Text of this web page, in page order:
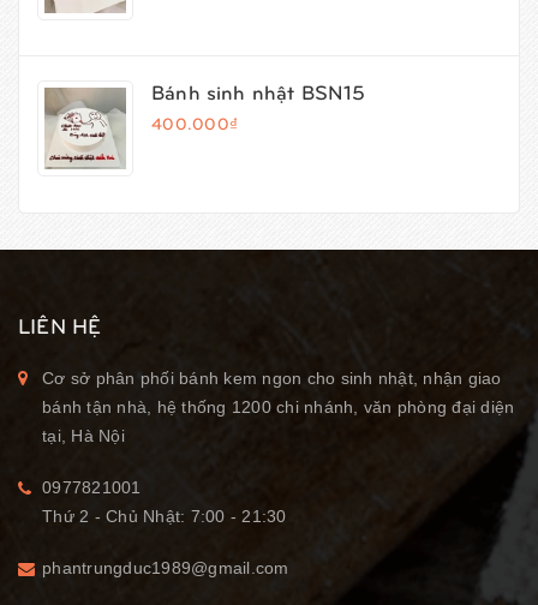
Bánh sinh nhật BSN15
400.000₫
LIÊN HỆ
Cơ sở phân phối bánh kem ngon cho sinh nhật, nhận giao
bánh tận nhà, hệ thống 1200 chi nhánh, văn phòng đại diện
tại, Hà Nội
0977821001
Thứ 2 - Chủ Nhật: 7:00 - 21:30
phantrungduc1989@gmail.com